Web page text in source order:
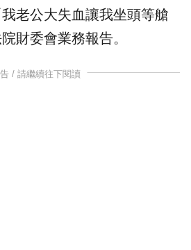
老公大失血讓我坐頭等艙
財委會業務報告。
/ 請繼續往下閱讀